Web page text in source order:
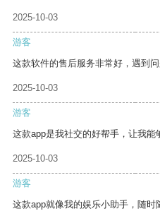
2025-10-03
游客
这款软件的售后服务非常好，遇到问
2025-10-03
游客
这款app是我社交的好帮手，让我能
2025-10-03
游客
这款app就像我的娱乐小助手，随时